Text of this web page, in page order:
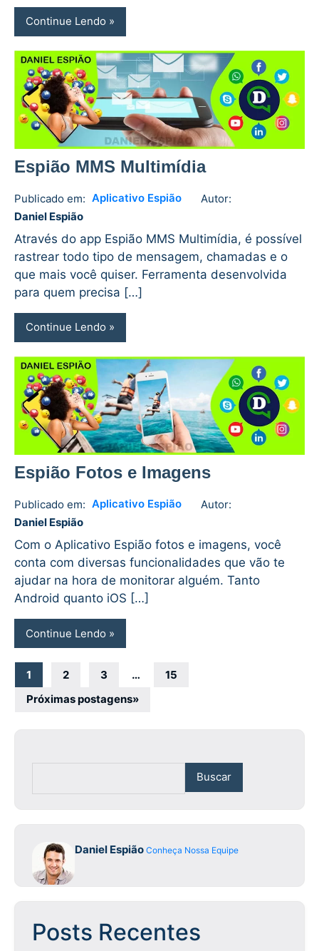
Continue Lendo
Espião MMS Multimídia
Publicado em: Aplicativo Espião
Autor:
Daniel Espião
Daniel
No
Através do app Espião MMS Multimídia, é possível
rastrear todo tipo de mensagem, chamadas e o
que mais você quiser. Ferramenta desenvolvida
para quem precisa […]
Continue Lendo
Espião Fotos e Imagens
Publicado em: Aplicativo Espião
Autor:
Daniel Espião
Daniel
No
Com o Aplicativo Espião fotos e imagens, você
conta com diversas funcionalidades que vão te
ajudar na hora de monitorar alguém. Tanto
Android quanto iOS […]
Continue Lendo
Navegação
por
1 2 3 …
15
Próximas postagens»
Daniel Espião Conheça Nossa Equipe
Posts Recentes